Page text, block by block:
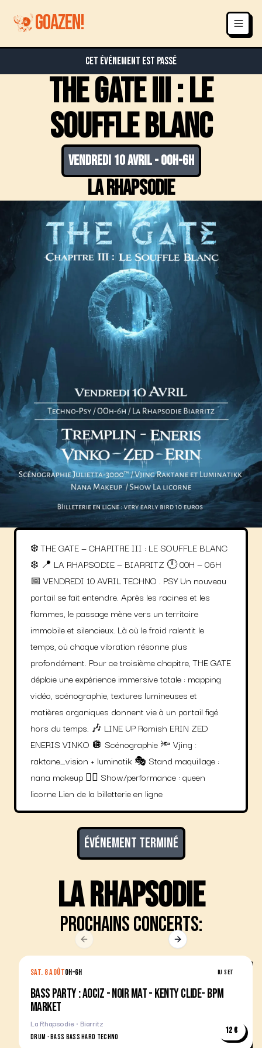
GOAZEN!
Cet événement est passé
The Gate III : le
souffle blanc
vendredi 10 avril-00h-6h
La Rhapsodie
❄️ THE GATE — CHAPITRE III : LE SOUFFLE BLANC
❄️ 📍 LA RHAPSODIE — BIARRITZ 🕛 00H — 06H
📅 VENDREDI 10 AVRIL TECHNO . PSY Un nouveau
portail se fait entendre. Après les racines et les
flammes, le passage mène vers un territoire
immobile et silencieux. Là où le froid ralentit le
temps, où chaque vibration résonne plus
profondément. Pour ce troisième chapitre, THE GATE
déploie une expérience immersive totale : mapping
vidéo, scénographie, textures lumineuses et
matières organiques donnent vie à un portail figé
hors du temps. 🎶 LINE UP Romish ERIN ZED
ENERIS VINKO 🪩 Scénographie 🔦 Vjing :
raktane_vision + luminatik 🎭 Stand maquillage :
nana makeup 🤹‍♀️ Show/performance : queen
licorne Lien de la billetterie en ligne
Événement terminé
La Rhapsodie
Prochains concerts:
SAT. 8 AOÛT0H–6H DJ SET
BASS PARTY : AOCIZ - NOIR MAT - KENTY CLIDE- BPM
MARKET
La Rhapsodie · Biarritz
DRUM · BASS BASS HARD TECHNO
12 €
Previous slide Next slide